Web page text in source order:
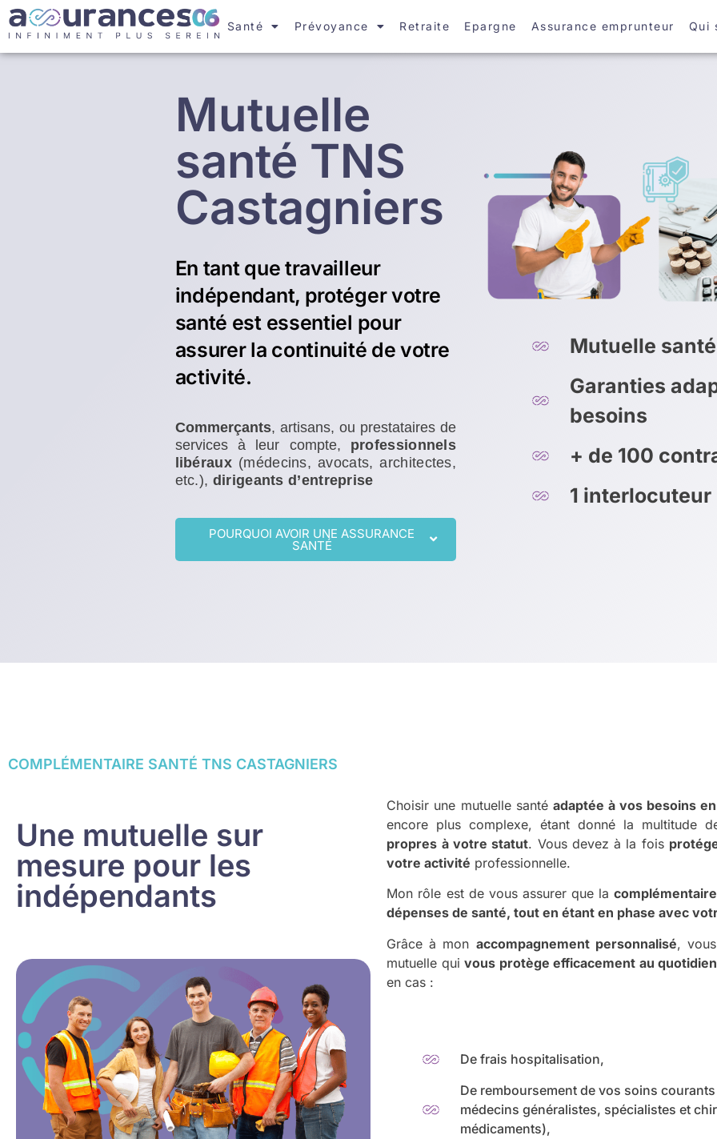
Santé Prévoyance Retraite Epargne Assurance emprunteur Qui
Mutuelle
santé TNS
Castagniers
En tant que travailleur
indépendant, protéger votre
santé est essentiel pour
assurer la continuité de votre
activité.
Commerçants, artisans, ou prestataires de
services à leur compte, professionnels
libéraux (médecins, avocats, architectes,
etc.), dirigeants d’entreprise
POURQUOI AVOIR UNE ASSURANCE
SANTÉ
Mutuelle
Garanties
besoins
+ de 100
1
COMPLÉMENTAIRE SANTÉ TNS CASTAGNIERS
Une mutuelle sur
mesure pour les
indépendants
Choisir une mutuelle santé adaptée à vos besoins
encore plus complexe, étant donné la multitude
propres à votre statut. Vous devez à la fois
votre activité professionnelle.
Mon rôle est de vous assurer que la
dépenses de santé, tout en étant en phase avec
Grâce à mon accompagnement personnalisé,
mutuelle quivous protège efficacement au quotidien
en cas :
De frais hospitalisation,
De remboursement de vos soins
médecins généralistes, spécialistes et
médicaments),